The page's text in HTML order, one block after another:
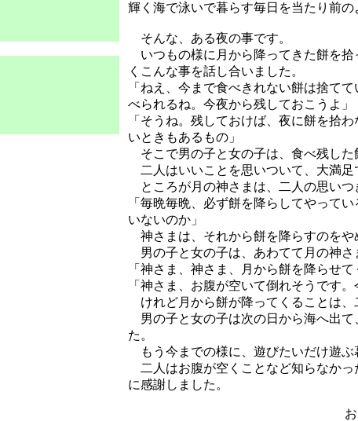
輝く海で泳いで暮らす毎日を当たり前の
そんな、ある夜の事です。
いつもの様に月から降ってきた餅を拾
くこんな事を話し合いました。
「ねえ、今まで食べきれない餅は捨て
べられるね。今夜から残しておこうよ」
「そうね。残しておけば、夜に餅を拾
いときもあるもの」
そこで男の子と女の子は、食べ残した
二人はいいことを思いついて、大満足
ところが月の神さまは、二人の思いつ
「毎晩毎晩、必ず餅を降らしてやって
いないのか」
神さまは、それから餅を降らすのをや
男の子と女の子は、あわてて月の神さ
「神さま、神さま、月から餅を降らせて
「神さま、お腹が空いて倒れそうです
けれど月から餅が降ってくることは、
男の子と女の子は次の日から海へ出て
た。
もう今までの様に、遊びたいだけ遊ぶ
二人はお腹が空くことなど知らなかっ
に感謝しました。